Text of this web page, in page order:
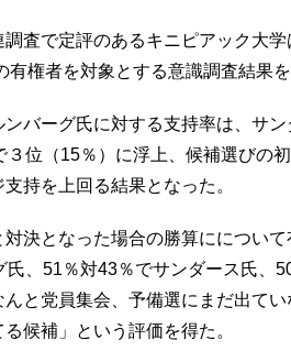
査で定評のあるキニピアック大
権者を対象とする意識調査結果を
バーグ氏に対する支持率は、サ
３位（15％）に浮上、候補選びの
持を上回る結果となった。
決となった場合の勝算にについ
氏、51％対43％でサンダース氏、
と党員集会、予備選にまだ出て
候補」という評価を得た。